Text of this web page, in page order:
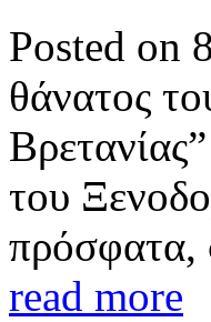
Posted on
θάνατος
του
πρόσφατα,
read more